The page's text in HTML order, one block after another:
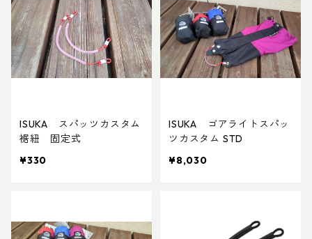
ISUKA スパッツカスタム
裾紐 固定式
¥330
ISUKA ゴアライトスパッ
ツカスタム STD
¥8,030